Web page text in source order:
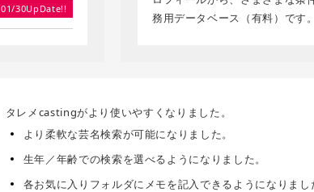
01/30UpDate!!
務用データベース（有料）です。
タレメcastingがより使いやすくなりました。
より柔軟な芸名検索が可能になりました。
生年／年齢での検索を選べるようになりました。
各お気に入りフォルダにメモを記入できるようになりまし